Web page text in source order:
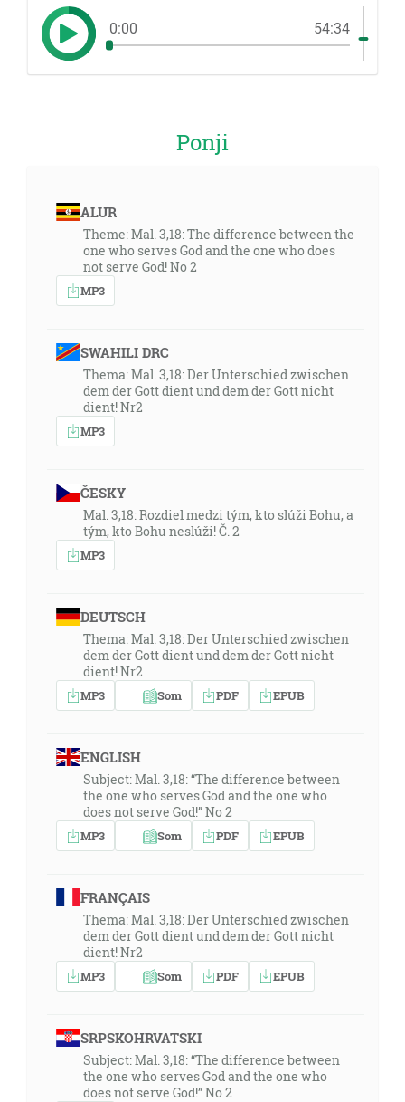
0:00 54:34
Ponji
ALUR
Theme: Mal. 3,18: The difference between the
one who serves God and the one who does
not serve God! No 2
MP3
SWAHILI DRC
Thema: Mal. 3,18: Der Unterschied zwischen
dem der Gott dient und dem der Gott nicht
dient! Nr2
MP3
ČESKY
Mal. 3,18: Rozdiel medzi tým, kto slúži Bohu, a
tým, kto Bohu neslúži! Č. 2
MP3
DEUTSCH
Thema: Mal. 3,18: Der Unterschied zwischen
dem der Gott dient und dem der Gott nicht
dient! Nr2
MP3 Som PDF EPUB
ENGLISH
Subject: Mal. 3,18: “The difference between
the one who serves God and the one who
does not serve God!” No 2
MP3 Som PDF EPUB
FRANÇAIS
Thema: Mal. 3,18: Der Unterschied zwischen
dem der Gott dient und dem der Gott nicht
dient! Nr2
MP3 Som PDF EPUB
SRPSKOHRVATSKI
Subject: Mal. 3,18: “The difference between
the one who serves God and the one who
does not serve God!” No 2